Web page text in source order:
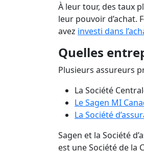
À leur tour, des taux
leur pouvoir d’achat.
avez investi dans
Quelles
Plusieurs assureurs
La Société
Le Sagen MI
La Société
Sagen et la Société
est une Société de la